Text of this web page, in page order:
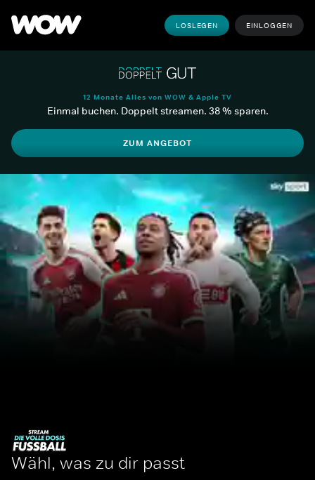
LOSLEGEN EINLOGGEN
12 Monate Alles von WOW & Apple TV
Einmal buchen. Doppelt streamen. 38 % sparen.
ZUM ANGEBOT
Wähl, was zu dir passt